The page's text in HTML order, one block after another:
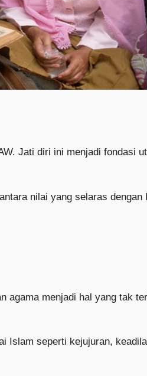
Jati diri ini menjadi fondasi
nilai yang selaras dengan
menjadi hal yang tak
Islam seperti kejujuran,